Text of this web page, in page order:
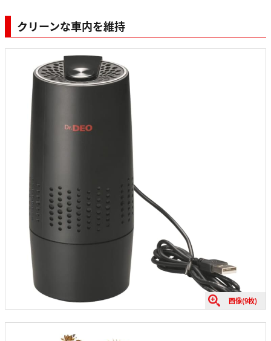
クリーンな車内を維持
画像(9枚)